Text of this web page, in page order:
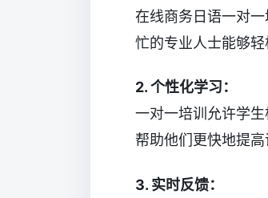
在线商务日语一对
忙的专业人士能够轻
2. 个性化学习：
一对一培训允许学
帮助他们更快地提高
3. 实时反馈：